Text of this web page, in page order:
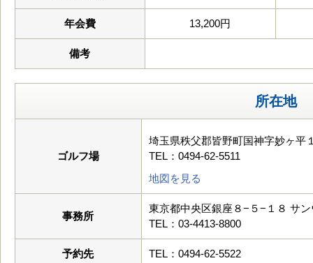
年会費 13,200円
備考
所在地
ゴルフ場
埼玉県秩父郡皆野町国神字妙ヶ平
TEL：0494-62-5511
地図を見る
事務所
東京都中央区銀座８−５−１８ サ
TEL：03-4413-8800
予約先 TEL：0494-62-5522